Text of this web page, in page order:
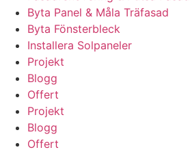
Byta Panel & Måla Träfasad
Byta Fönsterbleck
Installera Solpaneler
Projekt
Blogg
Offert
Projekt
Blogg
Offert